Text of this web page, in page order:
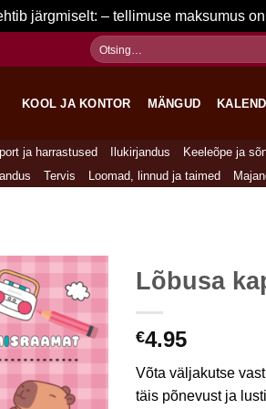
järgmiselt: – tellimuse maksumus
Otsi:
KOOL JA KONTOR MÄNGUD
ja harrastused Ilukirjandus Keeleõpe ja
Tervis Loomad, linnud ja taimed
Lõbusa
€4.95
Võta väljakutse
täis põnevust ja